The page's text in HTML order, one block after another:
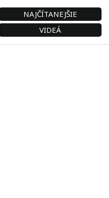
NAJČÍTANEJŠIE
VIDEÁ